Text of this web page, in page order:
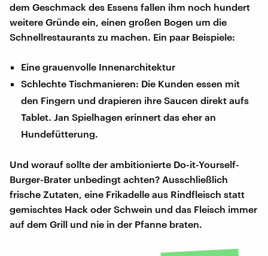
dem Geschmack des Essens fallen ihm noch hundert
weitere Gründe ein, einen großen Bogen um die
Schnellrestaurants zu machen. Ein paar Beispiele:
Eine grauenvolle Innenarchitektur
Schlechte Tischmanieren: Die Kunden essen mit
den Fingern und drapieren ihre Saucen direkt aufs
Tablet. Jan Spielhagen erinnert das eher an
Hundefütterung.
Und worauf sollte der ambitionierte Do-it-Yourself-
Burger-Brater unbedingt achten? Ausschließlich
frische Zutaten, eine Frikadelle aus Rindfleisch statt
gemischtes Hack oder Schwein und das Fleisch immer
auf dem Grill und nie in der Pfanne braten.